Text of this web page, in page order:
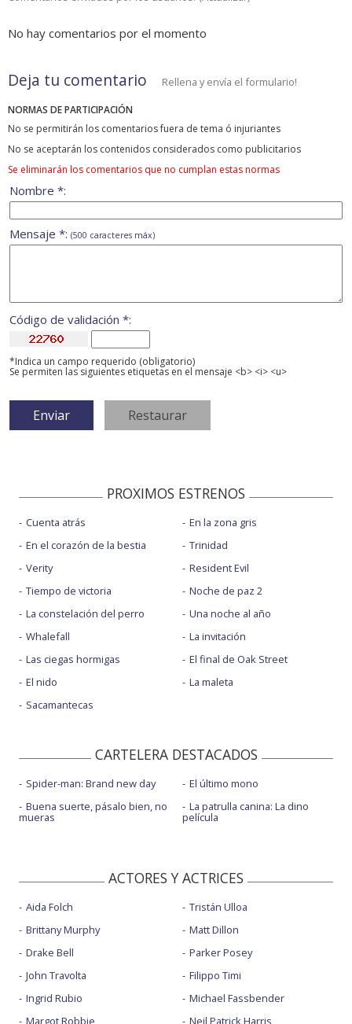
No hay comentarios por el momento
Deja tu comentario Rellena y envía el formulario!
NORMAS DE PARTICIPACIÓN
No se permitirán los comentarios fuera de tema ó injuriantes
No se aceptarán los contenidos considerados como publicitarios
Se eliminarán los comentarios que no cumplan estas normas
Nombre *:
Mensaje *: (500 caracteres máx)
Código de validación *:
*Indica un campo requerido (obligatorio)
Se permiten las siguientes etiquetas en el mensaje <b> <i> <u>
PROXIMOS ESTRENOS
Cuenta atrás
En el corazón de la bestia
Verity
Tiempo de victoria
La constelación del perro
Whalefall
Las ciegas hormigas
El nido
Sacamantecas
En la zona gris
Trinidad
Resident Evil
Noche de paz 2
Una noche al año
La invitación
El final de Oak Street
La maleta
CARTELERA DESTACADOS
Spider-man: Brand new day
Buena suerte, pásalo bien, no
mueras
El último mono
La patrulla canina: La dino
película
ACTORES Y ACTRICES
Aida Folch
Brittany Murphy
Drake Bell
John Travolta
Ingrid Rubio
Margot Robbie
Tristán Ulloa
Matt Dillon
Parker Posey
Filippo Timi
Michael Fassbender
Neil Patrick Harris